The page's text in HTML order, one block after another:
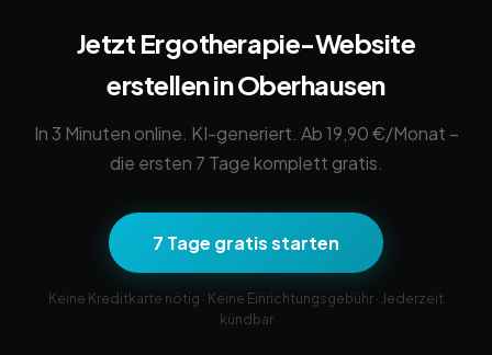
Jetzt Ergotherapie-Website
erstellen in Oberhausen
In 3 Minuten online. KI-generiert. Ab 19,90 €/Monat –
die ersten 7 Tage komplett gratis.
7 Tage gratis starten
Keine Kreditkarte nötig · Keine Einrichtungsgebühr · Jederzeit
kündbar